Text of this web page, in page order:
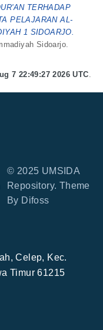
TERHADAP
PELAJARAN AL-
1 SIDOARJO.
Sidoarjo.
7 22:49:27 2026 UTC.
© 2025 UMSIDA
Repository. Theme
By Difoss
Celep, Kec.
Timur 61215